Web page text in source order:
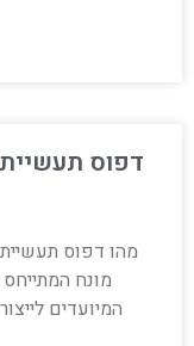
דפוס
מהו דפוס
מונח
המיועדים